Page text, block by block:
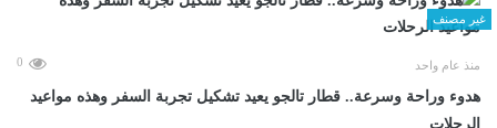
غير مصنف
منذ عام واحد 0
هدوء وراحة وسرعة.. قطار تالجو يعيد تشكيل تجربة السفر وهذه مواعيد
الرحلات